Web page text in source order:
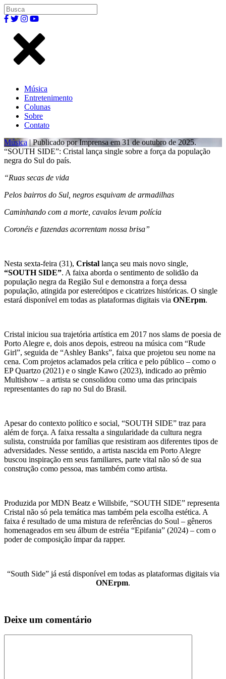
Música
Entretenimento
Colunas
Sobre
Contato
Música | Publicado por Imprensa em 31 de outubro de 2025.
“SOUTH SIDE”: Cristal lança single sobre a força da população
negra do Sul do país.
“Ruas secas de vida
Pelos bairros do Sul, negros esquivam de armadilhas
Caminhando com a morte, cavalos levam polícia
Coronéis e fazendas acorrentam nossa brisa”
Nesta sexta-feira (31), Cristal lança seu mais novo single,
“SOUTH SIDE”. A faixa aborda o sentimento de solidão da
população negra da Região Sul e demonstra a força dessa
população, atingida por estereótipos e cicatrizes históricas. O single
estará disponível em todas as plataformas digitais via ONErpm.
Cristal iniciou sua trajetória artística em 2017 nos slams de poesia de
Porto Alegre e, dois anos depois, estreou na música com “Rude
Girl”, seguida de “Ashley Banks”, faixa que projetou seu nome na
cena. Com projetos aclamados pela crítica e pelo público – como o
EP Quartzo (2021) e o single Kawo (2023), indicado ao prêmio
Multishow – a artista se consolidou como uma das principais
representantes do rap no Sul do Brasil.
Apesar do contexto político e social, “SOUTH SIDE” traz para
além de força. A faixa ressalta a singularidade da cultura negra
sulista, construída por famílias que resistiram aos diferentes tipos de
adversidades. Nesse sentido, a artista nascida em Porto Alegre
buscou inspiração em seus familiares, parte vital não só de sua
construção como pessoa, mas também como artista.
Produzida por MDN Beatz e Willsbife, “SOUTH SIDE” representa
Cristal não só pela temática mas também pela escolha estética. A
faixa é resultado de uma mistura de referências do Soul – gêneros
homenageados em seu álbum de estréia “Epifania” (2024) – com o
poder de composição ímpar da rapper.
“South Side” já está disponível em todas as plataformas digitais via
ONErpm.
Deixe um comentário